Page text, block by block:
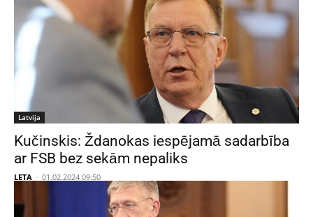
Latvija
Kučinskis: Ždanokas iespējamā sadarbība
ar FSB bez sekām nepaliks
LETA - 01.02.2024 09:50